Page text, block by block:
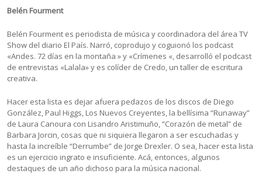
Belén Fourment
Belén Fourment es periodista de música y coordinadora del área TV
Show del diario El País. Narró, coprodujo y coguionó los podcast
«Andes. 72 días en la montaña » y «Crímenes «, desarrolló el podcast
de entrevistas «Lalala» y es colíder de Credo, un taller de escritura
creativa.
Hacer esta lista es dejar afuera pedazos de los discos de Diego
González, Paul Higgs, Los Nuevos Creyentes, la bellísima “Runaway”
de Laura Canoura con Lisandro Aristimuño, “Corazón de metal” de
Barbara Jorcin, cosas que ni siquiera llegaron a ser escuchadas y
hasta la increíble “Derrumbe” de Jorge Drexler. O sea, hacer esta lista
es un ejercicio ingrato e insuficiente. Acá, entonces, algunos
destaques de un año dichoso para la música nacional.